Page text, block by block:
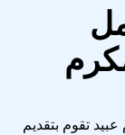
تقوم بتقديم